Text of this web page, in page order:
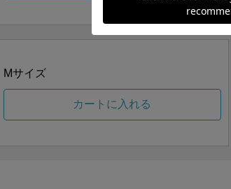
Mサイズ
カートに入れる